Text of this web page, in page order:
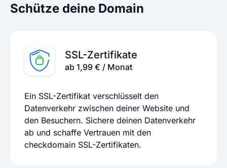
Schütze deine Domain
SSL-Zertifikate
ab 1,99 € / Monat
Ein SSL-Zertifikat verschlüsselt den
Datenverkehr zwischen deiner Website und
den Besuchern. Sichere deinen Datenverkehr
ab und schaffe Vertrauen mit den
checkdomain SSL-Zertifikaten.